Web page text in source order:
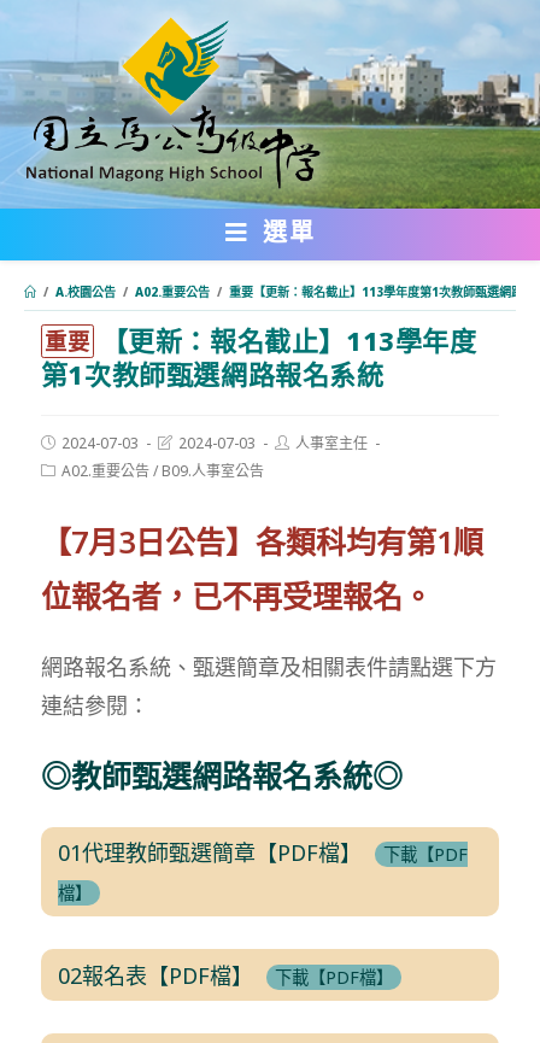
轉
主
要
內
選單
/ A.校園公告 / A02.重要公告 / 重要【更新：報名截止】113學年度第1次教師甄選網路報
重要
【更新：報名截止】113學年度
第1次教師甄選網路報名系統
Post
published:
2024-07-03
Post
modified:
2024-07-03
Post人事室主任
PostA02.重要公告/ B09.人事室公告
【7月3日公告】各類科均有第1順
位報名者，已不再受理報名。
網路報名系統、甄選簡章及相關表件請點選下方
連結參閱：
◎教師甄選網路報名系統◎
01代理教師甄選簡章【PDF檔】
下載【PDF
檔】
02報名表【PDF檔】 下載【PDF檔】